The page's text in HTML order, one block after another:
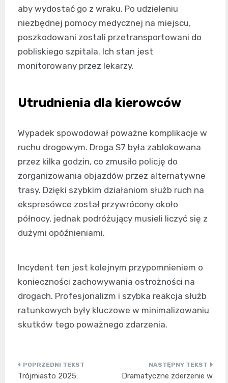
aby wydostać go z wraku. Po udzieleniu
niezbędnej pomocy medycznej na miejscu,
poszkodowani zostali przetransportowani do
pobliskiego szpitala. Ich stan jest
monitorowany przez lekarzy.
Utrudnienia dla kierowców
Wypadek spowodował poważne komplikacje w
ruchu drogowym. Droga S7 była zablokowana
przez kilka godzin, co zmusiło policję do
zorganizowania objazdów przez alternatywne
trasy. Dzięki szybkim działaniom służb ruch na
ekspresówce został przywrócony około
północy, jednak podróżujący musieli liczyć się z
dużymi opóźnieniami.
Incydent ten jest kolejnym przypomnieniem o
konieczności zachowywania ostrożności na
drogach. Profesjonalizm i szybka reakcja służb
ratunkowych były kluczowe w minimalizowaniu
skutków tego poważnego zdarzenia.
Nawigacja
Trójmiasto 2025:
Dramatyczne zderzenie w